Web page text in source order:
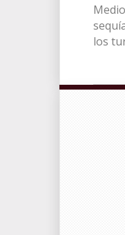
los